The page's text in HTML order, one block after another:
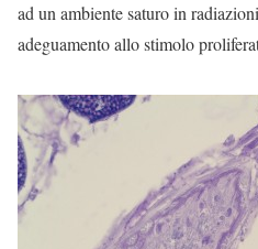
ad un ambiente saturo in
adeguamento allo stimolo